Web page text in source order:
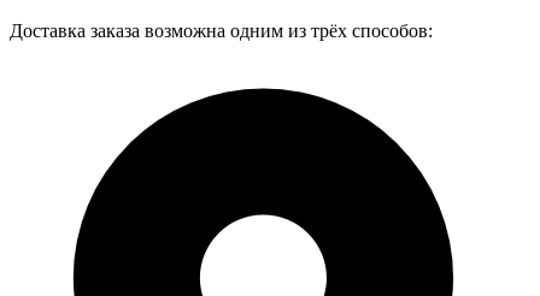
Доставка заказа возможна одним из трёх способов: